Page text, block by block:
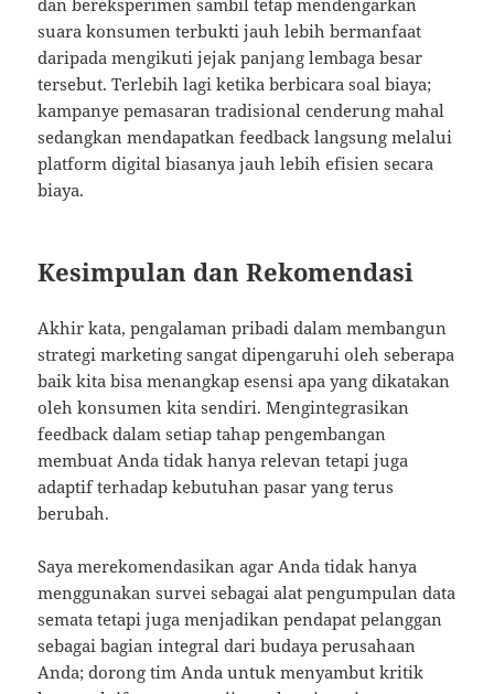
dan bereksperimen sambil tetap mendengarkan
suara konsumen terbukti jauh lebih bermanfaat
daripada mengikuti jejak panjang lembaga besar
tersebut. Terlebih lagi ketika berbicara soal biaya;
kampanye pemasaran tradisional cenderung mahal
sedangkan mendapatkan feedback langsung melalui
platform digital biasanya jauh lebih efisien secara
biaya.
Kesimpulan dan Rekomendasi
Akhir kata, pengalaman pribadi dalam membangun
strategi marketing sangat dipengaruhi oleh seberapa
baik kita bisa menangkap esensi apa yang dikatakan
oleh konsumen kita sendiri. Mengintegrasikan
feedback dalam setiap tahap pengembangan
membuat Anda tidak hanya relevan tetapi juga
adaptif terhadap kebutuhan pasar yang terus
berubah.
Saya merekomendasikan agar Anda tidak hanya
menggunakan survei sebagai alat pengumpulan data
semata tetapi juga menjadikan pendapat pelanggan
sebagai bagian integral dari budaya perusahaan
Anda; dorong tim Anda untuk menyambut kritik